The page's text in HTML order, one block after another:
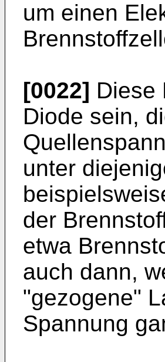
um einen
[0022] Diese
Diode sein,
unter
der
etwa
auch dann,
"gezogene"
Spannung